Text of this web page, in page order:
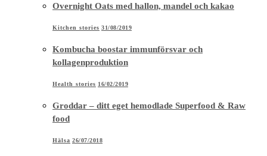
Overnight Oats med hallon, mandel och kakao
Kitchen stories 31/08/2019
Kombucha boostar immunförsvar och
kollagenproduktion
Health stories 16/02/2019
Groddar – ditt eget hemodlade Superfood & Raw
food
Hälsa 26/07/2018